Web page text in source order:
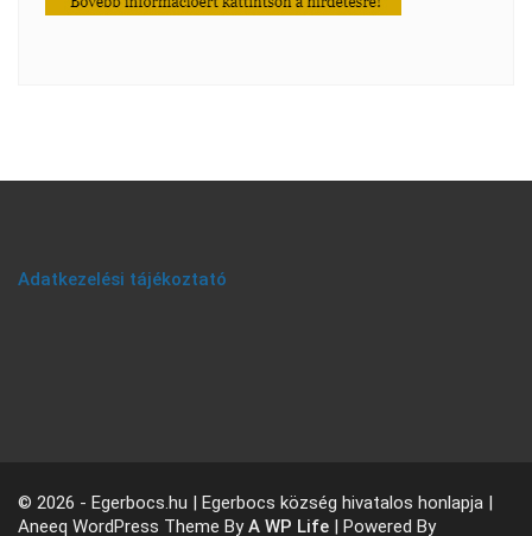
Adatkezelési tájékoztató
© 2026 - Egerbocs.hu | Egerbocs község hivatalos honlapja |
Aneeq WordPress Theme ByA WP Life | Powered By